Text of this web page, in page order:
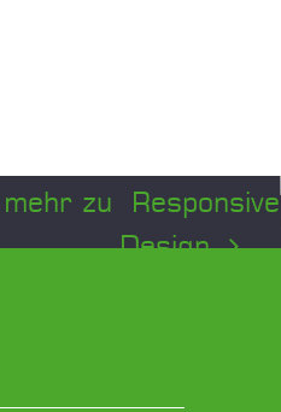
Eine
mehr zu Responsive
Design
...